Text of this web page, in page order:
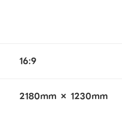
16:9
2180mm × 1230mm